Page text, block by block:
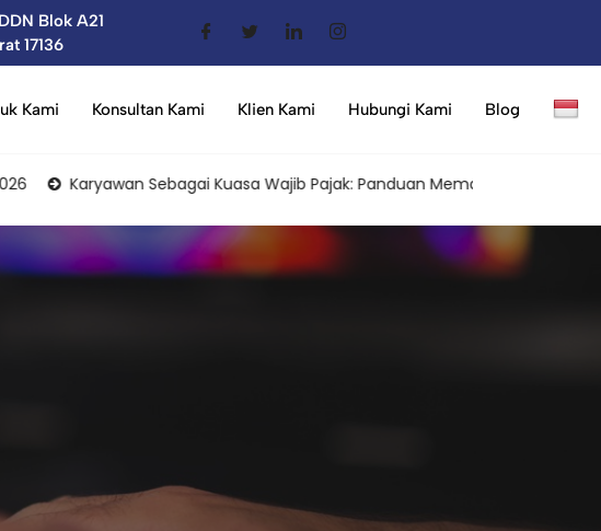
Blok A21
17136
Kami Konsultan Kami Klien Kami Hubungi Kami Blog
Karyawan Sebagai Kuasa Wajib Pajak: Panduan Memahami Aturan Terbaru